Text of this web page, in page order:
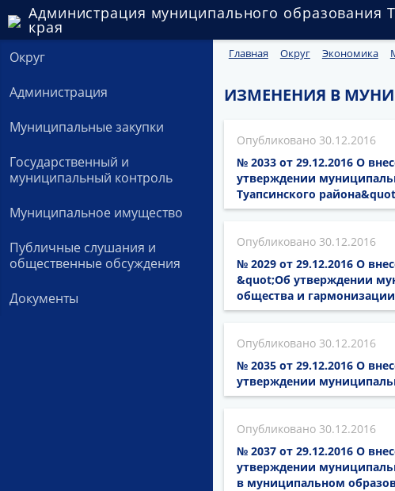
Администрация муниципального образования
края
Округ
Администрация
Муниципальные закупки
Государственный и
муниципальный контроль
Муниципальное имущество
Публичные слушания и
общественные обсуждения
Документы
Главная Округ Экономика
ИЗМЕНЕНИЯ В
30.12.2016
№ 2033 от 29.12.2016 О
утверждении
Туапсинского
30.12.2016
№ 2029 от 29.12.2016 О
&quot;Об утверждении
общества и
30.12.2016
№ 2035 от 29.12.2016 О
утверждении
30.12.2016
№ 2037 от 29.12.2016 О
утверждении
в муниципальном